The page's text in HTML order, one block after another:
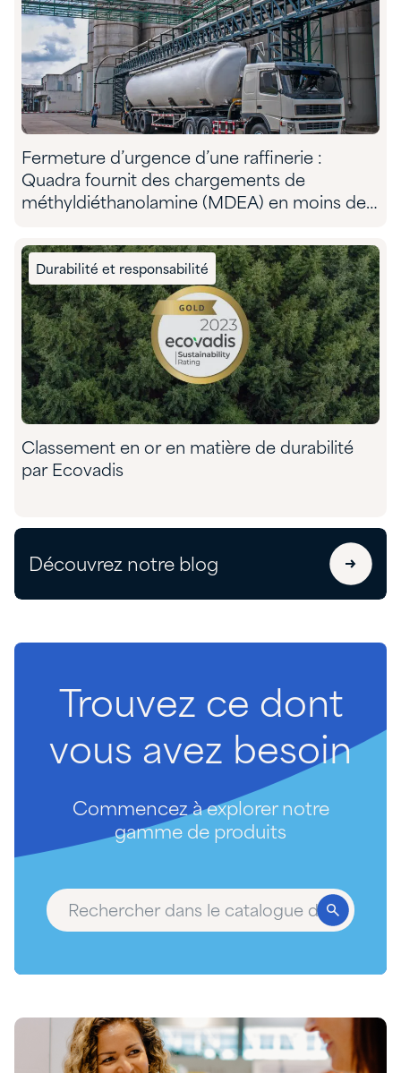
Fermeture d’urgence d’une raffinerie :
Quadra fournit des chargements de
méthyldiéthanolamine (MDEA) en moins de
Durabilité et responsabilité
Classement en or en matière de durabilité
par Ecovadis
Découvrez notre blog
Trouvez ce dont
vous avez besoin
Commencez à explorer notre
gamme de produits